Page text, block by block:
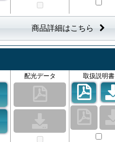
商品詳細はこちら
配光データ 取扱説明書